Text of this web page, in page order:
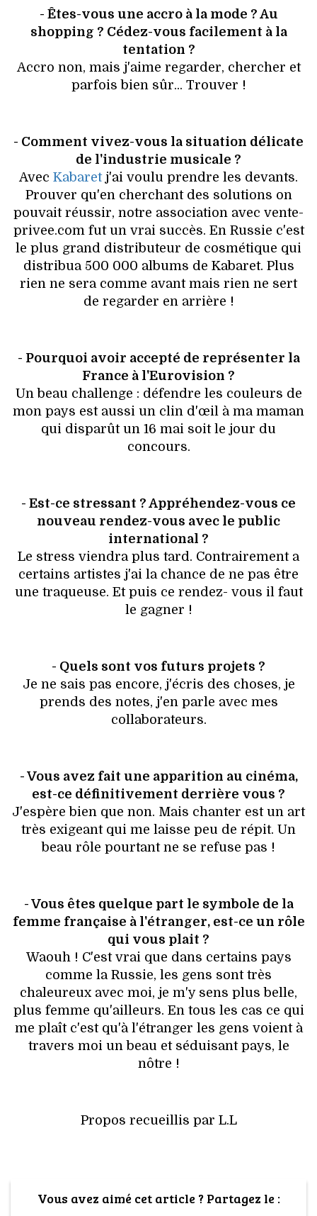
- Êtes-vous une accro à la mode ? Au
shopping ? Cédez-vous facilement à la
tentation ?
Accro non, mais j'aime regarder, chercher et
parfois bien sûr... Trouver !
- Comment vivez-vous la situation délicate
de l'industrie musicale ?
Avec Kabaretj'ai voulu prendre les devants.
Prouver qu'en cherchant des solutions on
pouvait réussir, notre association avec vente-
privee.com fut un vrai succès. En Russie c'est
le plus grand distributeur de cosmétique qui
distribua 500 000 albums de Kabaret. Plus
rien ne sera comme avant mais rien ne sert
de regarder en arrière !
- Pourquoi avoir accepté de représenter la
France à l'Eurovision ?
Un beau challenge : défendre les couleurs de
mon pays est aussi un clin d'œil à ma maman
qui disparût un 16 mai soit le jour du
concours.
- Est-ce stressant ? Appréhendez-vous ce
nouveau rendez-vous avec le public
international ?
Le stress viendra plus tard. Contrairement a
certains artistes j'ai la chance de ne pas être
une traqueuse. Et puis ce rendez- vous il faut
le gagner !
- Quels sont vos futurs projets ?
Je ne sais pas encore, j'écris des choses, je
prends des notes, j'en parle avec mes
collaborateurs.
- Vous avez fait une apparition au cinéma,
est-ce définitivement derrière vous ?
J'espère bien que non. Mais chanter est un art
très exigeant qui me laisse peu de répit. Un
beau rôle pourtant ne se refuse pas !
- Vous êtes quelque part le symbole de la
femme française à l'étranger, est-ce un rôle
qui vous plait ?
Waouh ! C'est vrai que dans certains pays
comme la Russie, les gens sont très
chaleureux avec moi, je m'y sens plus belle,
plus femme qu'ailleurs. En tous les cas ce qui
me plaît c'est qu'à l'étranger les gens voient à
travers moi un beau et séduisant pays, le
nôtre !
Propos recueillis par L.L
Vous avez aimé cet article ? Partagez le :